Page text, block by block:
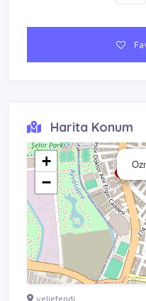
Harita Konum
+
−
veliefendi